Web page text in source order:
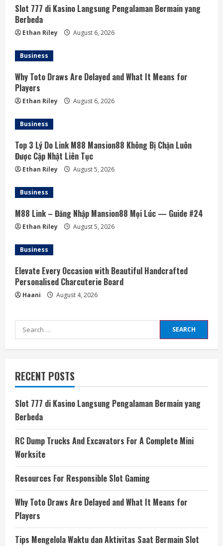
e
a
d
i
n
g
Slot 777 di Kasino Langsung Pengalaman Bermain yang
Berbeda
Ethan Riley August 6, 2026
Business
Why Toto Draws Are Delayed and What It Means for
Players
Ethan Riley August 6, 2026
Business
Top 3 Lý Do Link M88 Mansion88 Không Bị Chặn Luôn
Được Cập Nhật Liên Tục
Ethan Riley August 5, 2026
Business
M88 Link – Đăng Nhập Mansion88 Mọi Lúc — Guide #24
Ethan Riley August 5, 2026
Business
Elevate Every Occasion with Beautiful Handcrafted
Personalised Charcuterie Board
Haani August 4, 2026
Search
for:
RECENT POSTS
Slot 777 di Kasino Langsung Pengalaman Bermain yang
Berbeda
RC Dump Trucks And Excavators For A Complete Mini
Worksite
Resources For Responsible Slot Gaming
Why Toto Draws Are Delayed and What It Means for
Players
Tips Mengelola Waktu dan Aktivitas Saat Bermain Slot